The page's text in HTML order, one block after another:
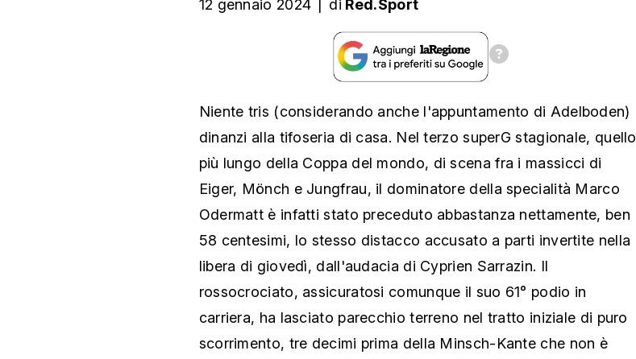
12 gennaio 2024 di Red.Sport
Niente tris (considerando anche l'appuntamento di Adelboden)
dinanzi alla tifoseria di casa. Nel terzo superG stagionale, quello
più lungo della Coppa del mondo, di scena fra i massicci di
Eiger, Mönch e Jungfrau, il dominatore della specialità Marco
Odermatt è infatti stato preceduto abbastanza nettamente, ben
58 centesimi, lo stesso distacco accusato a parti invertite nella
libera di giovedì, dall'audacia di Cyprien Sarrazin. Il
rossocrociato, assicuratosi comunque il suo 61° podio in
carriera, ha lasciato parecchio terreno nel tratto iniziale di puro
scorrimento, tre decimi prima della Minsch-Kante che non è